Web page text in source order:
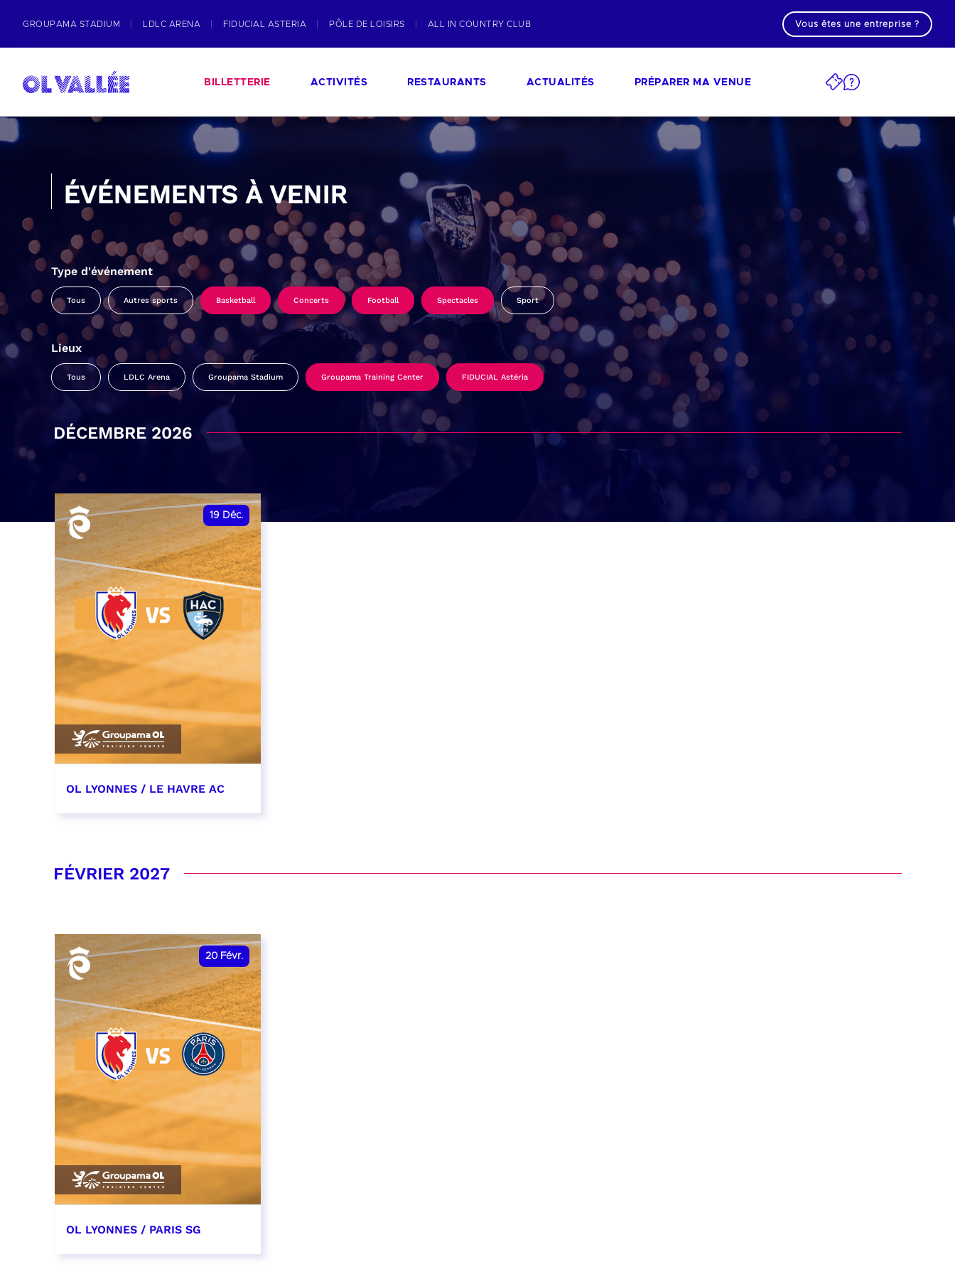
GROUPAMA STADIUM LDLC ARENA FIDUCIAL ASTERIA PÔLE DE LOISIRS ALL IN COUNTRY CLUB Vous êtes une entreprise ?
BILLETTERIE ACTIVITÉS RESTAURANTS ACTUALITÉS PRÉPARER MA VENUE
ÉVÉNEMENTS À VENIR
Type d'événement
Tous Autres sports Basketball Concerts Football Spectacles Sport
Lieux
Tous LDLC Arena Groupama Stadium Groupama Training Center FIDUCIAL Astéria
DÉCEMBRE 2026
19 Déc.
OL LYONNES / LE HAVRE AC
RÉSERVER
FÉVRIER 2027
20 Févr.
OL LYONNES / PARIS SG